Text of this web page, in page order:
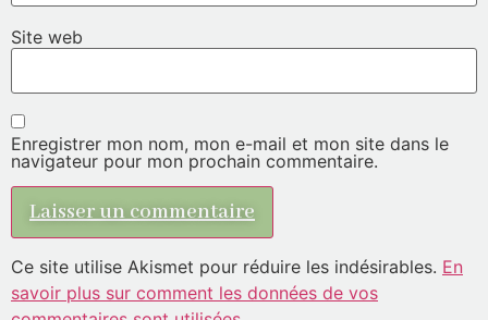
Site web
Enregistrer mon nom, mon e-mail et mon site dans le
navigateur pour mon prochain commentaire.
Ce site utilise Akismet pour réduire les indésirables. En
savoir plus sur comment les données de vos